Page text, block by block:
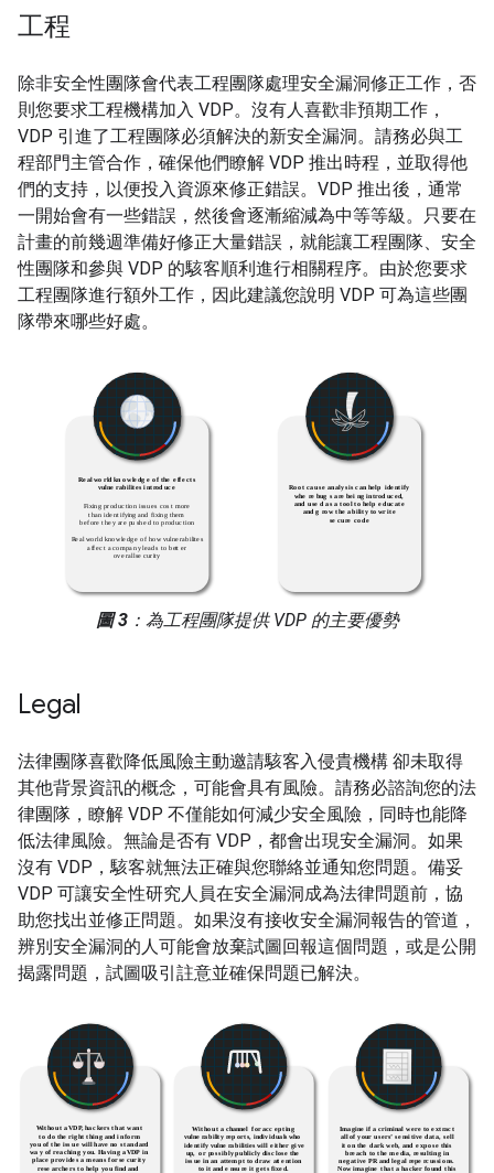
工程
除非安全性團隊會代表工程團隊處理安全漏洞修正工作，否
則您要求工程機構加入 VDP。沒有人喜歡非預期工作，
VDP 引進了工程團隊必須解決的新安全漏洞。請務必與工
程部門主管合作，確保他們瞭解 VDP 推出時程，並取得他
們的支持，以便投入資源來修正錯誤。VDP 推出後，通常
一開始會有一些錯誤，然後會逐漸縮減為中等等級。只要在
計畫的前幾週準備好修正大量錯誤，就能讓工程團隊、安全
性團隊和參與 VDP 的駭客順利進行相關程序。由於您要求
工程團隊進行額外工作，因此建議您說明 VDP 可為這些團
隊帶來哪些好處。
圖 3：為工程團隊提供 VDP 的主要優勢
Legal
法律團隊喜歡降低風險主動邀請駭客入侵貴機構 卻未取得
其他背景資訊的概念，可能會具有風險。請務必諮詢您的法
律團隊，瞭解 VDP 不僅能如何減少安全風險，同時也能降
低法律風險。無論是否有 VDP，都會出現安全漏洞。如果
沒有 VDP，駭客就無法正確與您聯絡並通知您問題。備妥
VDP 可讓安全性研究人員在安全漏洞成為法律問題前，協
助您找出並修正問題。如果沒有接收安全漏洞報告的管道，
辨別安全漏洞的人可能會放棄試圖回報這個問題，或是公開
揭露問題，試圖吸引註意並確保問題已解決。